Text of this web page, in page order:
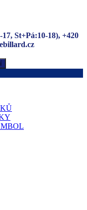
St+Pá:10-18), +420